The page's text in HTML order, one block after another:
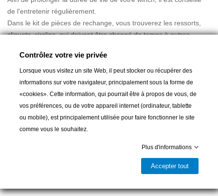
de l'entretenir régulièrement.
Dans le kit de pièces de rechange, vous trouverez les ressorts,
cliquets, circlips, qui doivent être changé de temps à autres.
A partir de :36,00 CHF
Contrôlez votre vie privée
Lorsque vous visitez un site Web, il peut stocker ou récupérer des
informations sur votre navigateur, principalement sous la forme de
«cookies». Cette information, qui pourrait être à propos de vous, de
vos préférences, ou de votre appareil internet (ordinateur, tablette
ou mobile), est principalement utilisée pour faire fonctionner le site
comme vous le souhaitez.
Plus d'informations
Accepter tout